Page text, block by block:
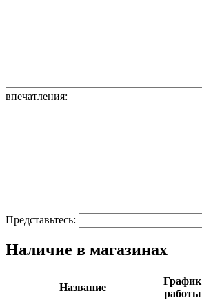
впечатления:
Представьтесь:
Наличие в магазинах
Название
График
работы